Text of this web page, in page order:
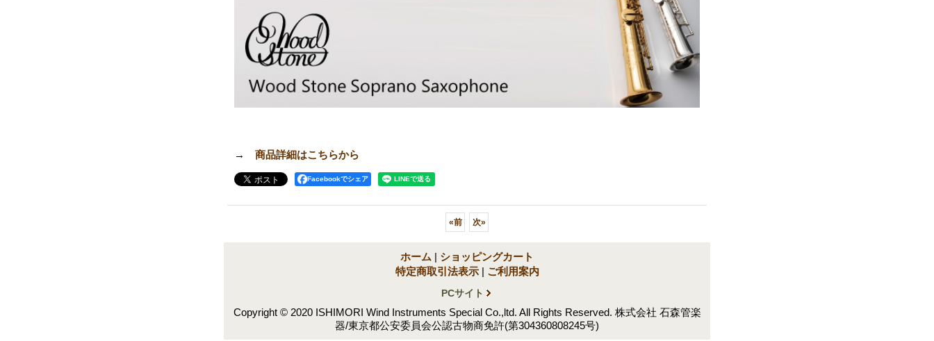
→ 商品詳細はこちらから
Facebookでシェア
«前 次»
ホーム | ショッピングカート
特定商取引法表示 | ご利用案内
PCサイト
Copyright © 2020 ISHIMORI Wind Instruments Special Co.,ltd. All Rights Reserved. 株式会社 石森管楽
器/東京都公安委員会公認古物商免許(第304360808245号)